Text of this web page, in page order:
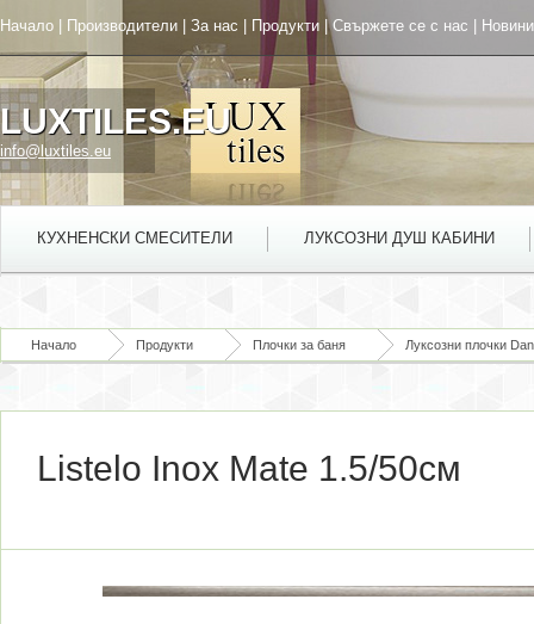
Начало Производители За нас Продукти |Свържете се с нас Новини
LUXTILES.EU
info@luxtiles.eu
КУХНЕНСКИ СМЕСИТЕЛИ ЛУКСОЗНИ ДУШ КАБИНИ
Начало Продукти Плочки за баня Луксозни плочки
Listelo Inox Mate 1.5/50см